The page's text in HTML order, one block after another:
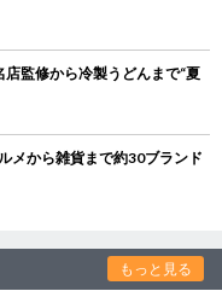
監修から冷製うどんまで“夏
メから雑貨まで約30ブランド
もっと見る